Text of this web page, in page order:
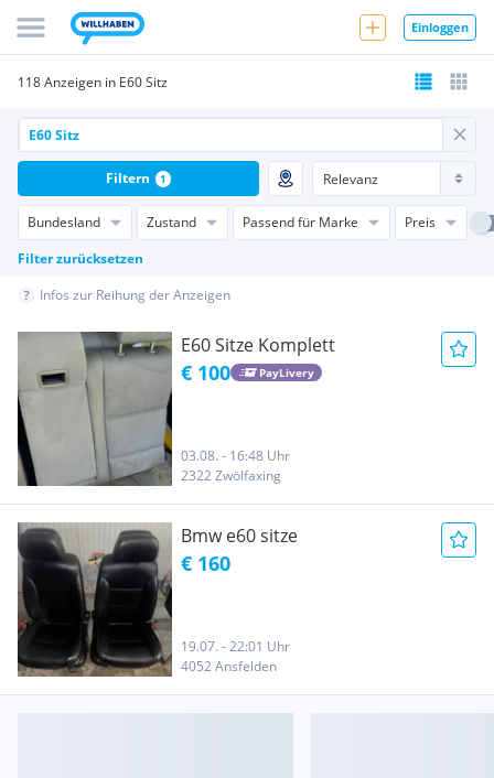
Einloggen
118 Anzeigen in E60 Sitz
Bundesland Zustand Passend für Marke
Preis
Filter zurücksetzen
Filtern 1
Infos zur Reihung der Anzeigen
E60 Sitze Komplett
€ 100 PayLivery
03.08. - 16:48 Uhr
2322 Zwölfaxing
Bmw e60 sitze
€ 160
19.07. - 22:01 Uhr
4052 Ansfelden